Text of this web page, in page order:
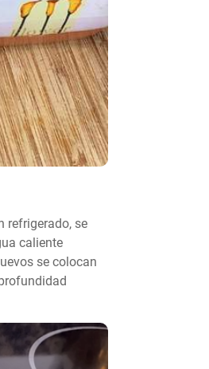
refrigerado, se
caliente
se colocan